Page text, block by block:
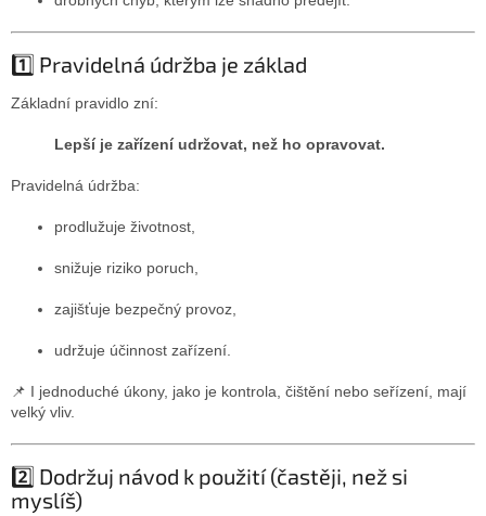
1️⃣ Pravidelná údržba je základ
Základní pravidlo zní:
Lepší je zařízení udržovat, než ho opravovat.
Pravidelná údržba:
prodlužuje životnost,
snižuje riziko poruch,
zajišťuje bezpečný provoz,
udržuje účinnost zařízení.
📌 I jednoduché úkony, jako je kontrola, čištění nebo seřízení, mají
velký vliv.
2️⃣ Dodržuj návod k použití (častěji, než si
myslíš)